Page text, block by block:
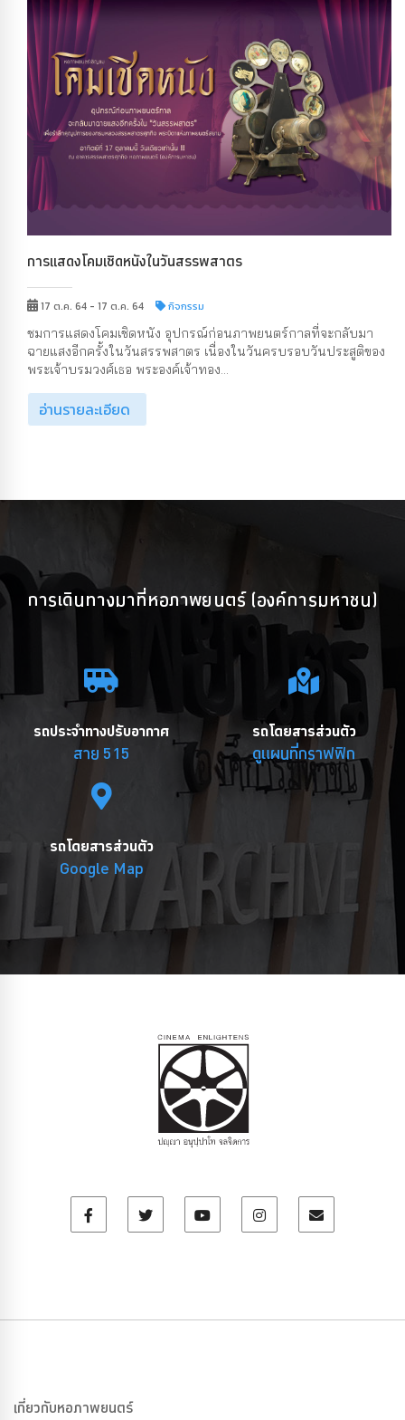
การแสดงโคมเชิดหนังในวันสรรพสาตร
17 ต.ค. 64 - 17 ต.ค. 64 กิจกรรม
ชมการแสดงโคมเชิดหนัง อุปกรณ์ก่อนภาพยนตร์กาลที่จะกลับมา
ฉายแสงอีกครั้งในวันสรรพสาตร เนื่องในวันครบรอบวันประสูติของ
พระเจ้าบรมวงศ์เธอ พระองค์เจ้าทอง...
อ่านรายละเอียด
การเดินทางมาที่หอภาพยนตร์ (องค์การมหาชน)
รถประจำทางปรับอากาศ
สาย 515
รถโดยสารส่วนตัว
ดูแผนที่กราฟฟิก
รถโดยสารส่วนตัว
Google Map
เกี่ยวกับหอภาพยนตร์